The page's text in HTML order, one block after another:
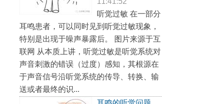
听觉过敏 在一部分
耳鸣患者，可以同时见到听觉过敏现象，
特别是出现于噪声暴露后。 图片来源于互
联网 从本质上讲，听觉过敏是听觉系统对
声音刺激的错误（过度）感知，其根源在
于声音信号沿听觉系统的传导、转换、输
送或者最终的识...